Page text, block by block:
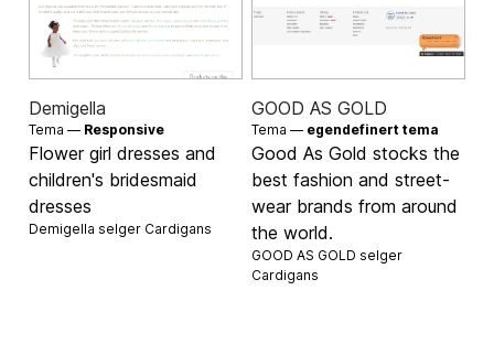
Demigella
Tema — Responsive
Flower girl dresses and
children's bridesmaid
dresses
Demigella selger Cardigans
GOOD AS GOLD
Tema — egendefinert tema
Good As Gold stocks the
best fashion and street-
wear brands from around
the world.
GOOD AS GOLD selger
Cardigans